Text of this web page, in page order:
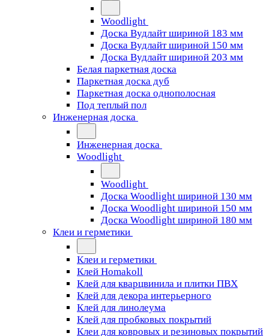
Woodlight
Доска Вудлайт шириной 183 мм
Доска Вудлайт шириной 150 мм
Доска Вудлайт шириной 203 мм
Белая паркетная доска
Паркетная доска дуб
Паркетная доска однополосная
Под теплый пол
Инженерная доска
Инженерная доска
Woodlight
Woodlight
Доска Woodlight шириной 130 мм
Доска Woodlight шириной 150 мм
Доска Woodlight шириной 180 мм
Клеи и герметики
Клеи и герметики
Клей Homakoll
Клей для кварцвинила и плитки ПВХ
Клей для декора интерьерного
Клей для линолеума
Клей для пробковых покрытий
Клеи для ковровых и резиновых покрытий